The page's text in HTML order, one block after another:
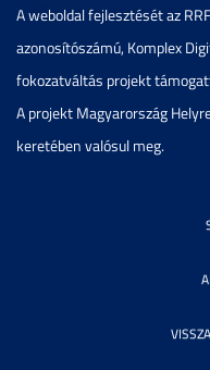
A weboldal fejlesztését az
azonosítószámú, Komplex
fokozatváltás projekt
A projekt Magyarország
keretében valósul meg.